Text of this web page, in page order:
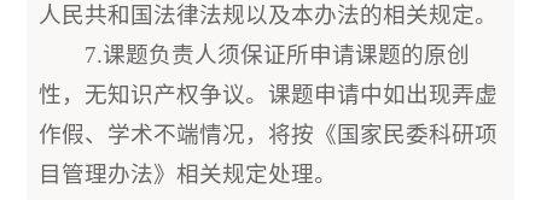
人民共和国法律法规以及本办法的相关规定。
7.课题负责人须保证所申请课题的原创
性，无知识产权争议。课题申请中如出现弄虚
作假、学术不端情况，将按《国家民委科研项
目管理办法》相关规定处理。